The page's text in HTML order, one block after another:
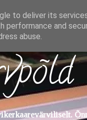
to deliver its
performance and
abuse.